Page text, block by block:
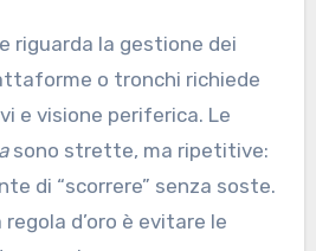
riguarda la gestione dei
o tronchi richiede
e visione periferica. Le
sono strette, ma ripetitive:
di “scorrere” senza soste.
d’oro è evitare le